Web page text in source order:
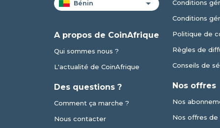
A propos de CoinAfrique
Qui sommes nous ?
L'actualité de CoinAfrique
Des questions ?
Comment ça marche ?
Nous contacter
Conditions
Conditions
Politique de
Règles de
Conseils de
Nos offres
Nos
Nos offres de